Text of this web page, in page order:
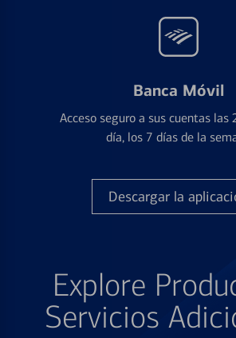
Banca Móvil
Acceso seguro a sus cuentas las
día, los 7 días de la
Descargar la
Explore
Servicios